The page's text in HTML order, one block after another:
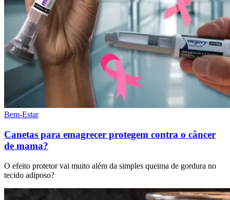
Bem-Estar
Canetas para emagrecer protegem contra o câncer
de mama?
O efeito protetor vai muito além da simples queima de gordura no
tecido adiposo?